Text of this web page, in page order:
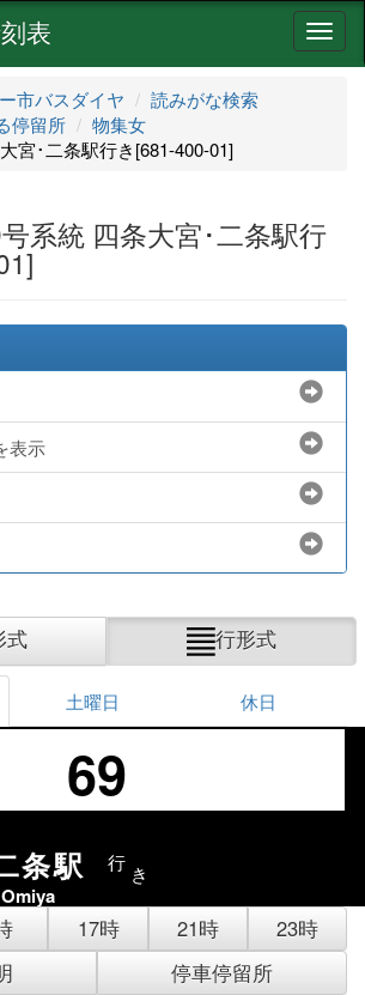
ナ
ビ
表
市バスダイヤ
読みがな検索
停留所
物集女
宮･二条駅行き[681-400-01]
系統 四条大宮･二条駅行
表示
式 行形式
土曜日 休日
69
条駅 行 き
17時 21時
23時
停車停留所